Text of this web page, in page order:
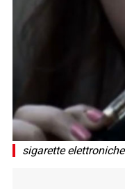
sigarette elettroniche